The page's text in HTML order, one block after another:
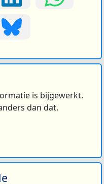
is bijgewerkt.
dan dat.